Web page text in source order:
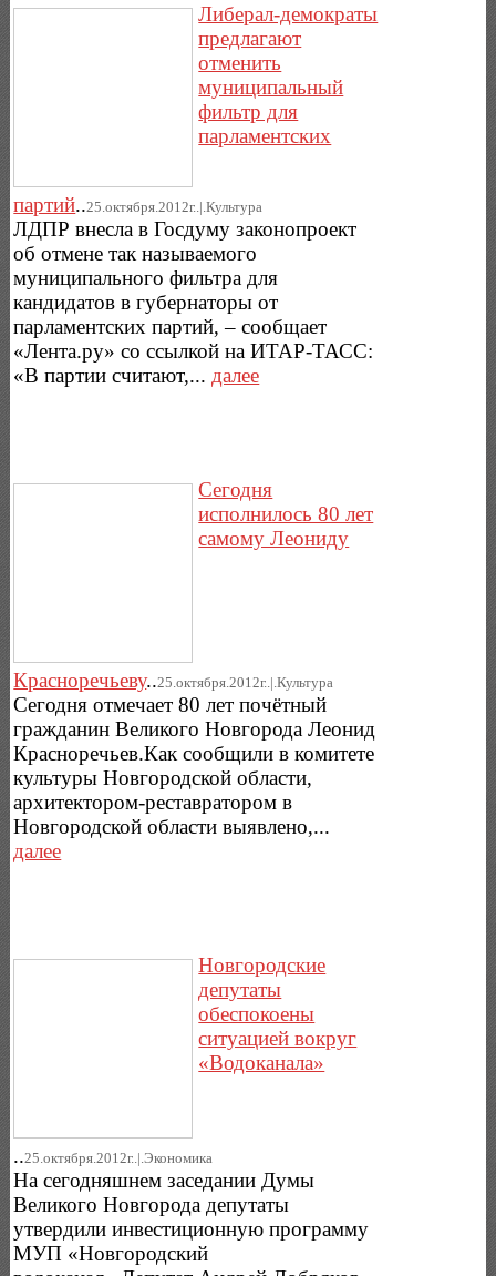
Либерал-демократы
предлагают
отменить
муниципальный
фильтр для
парламентских
партий..25.октября.2012г..|.Культура
ЛДПР внесла в Госдуму законопроект
об отмене так называемого
муниципального фильтра для
кандидатов в губернаторы от
парламентских партий, – сообщает
«Лента.ру» со ссылкой на ИТАР-ТАСС:
«В партии считают,... далее
Сегодня
исполнилось 80 лет
самому Леониду
Красноречьеву..25.октября.2012г..|.Культура
Сегодня отмечает 80 лет почётный
гражданин Великого Новгорода Леонид
Красноречьев.Как сообщили в комитете
культуры Новгородской области,
архитектором-реставратором в
Новгородской области выявлено,...
далее
Новгородские
депутаты
обеспокоены
ситуацией вокруг
«Водоканала»
..25.октября.2012г..|.Экономика
На сегодняшнем заседании Думы
Великого Новгорода депутаты
утвердили инвестиционную программу
МУП «Новгородский